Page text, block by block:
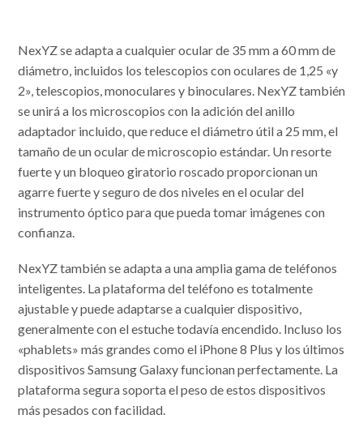
NexYZ se adapta a cualquier ocular de 35 mm a 60 mm de
diámetro, incluidos los telescopios con oculares de 1,25 «y
2», telescopios, monoculares y binoculares. NexYZ también
se unirá a los microscopios con la adición del anillo
adaptador incluido, que reduce el diámetro útil a 25 mm, el
tamaño de un ocular de microscopio estándar. Un resorte
fuerte y un bloqueo giratorio roscado proporcionan un
agarre fuerte y seguro de dos niveles en el ocular del
instrumento óptico para que pueda tomar imágenes con
confianza.
NexYZ también se adapta a una amplia gama de teléfonos
inteligentes. La plataforma del teléfono es totalmente
ajustable y puede adaptarse a cualquier dispositivo,
generalmente con el estuche todavía encendido. Incluso los
«phablets» más grandes como el iPhone 8 Plus y los últimos
dispositivos Samsung Galaxy funcionan perfectamente. La
plataforma segura soporta el peso de estos dispositivos
más pesados ​​con facilidad.